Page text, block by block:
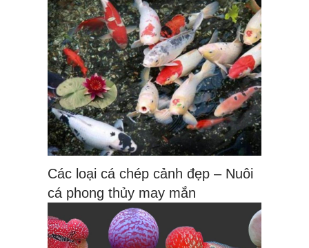
Các loại cá chép cảnh đẹp – Nuôi
cá phong thủy may mắn